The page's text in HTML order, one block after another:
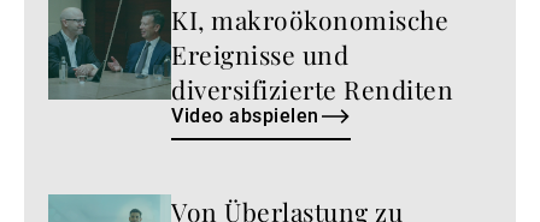
abspielen
KI, makroökonomische
Ereignisse und
diversifizierte Renditen
Video abspielen
Von Überlastung zu